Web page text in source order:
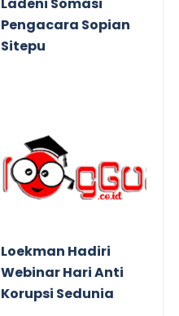
Pengacara Sopian
Sitepu
Loekman Hadiri
Webinar Hari Anti
Korupsi Sedunia